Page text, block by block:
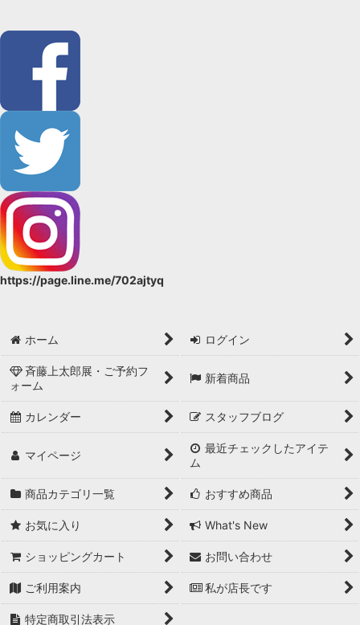
https://page.line.me/702ajtyq
ホーム ログイン
斉藤上太郎展・ご予約フ
ォーム
新着商品
カレンダー スタッフブログ
マイページ
最近チェックしたアイテ
ム
商品カテゴリ一覧 おすすめ商品
お気に入り What's New
ショッピングカート お問い合わせ
ご利用案内 私が店長です
特定商取引法表示